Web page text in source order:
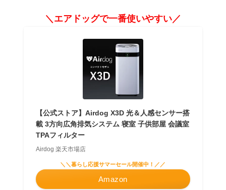
＼エアドッグで一番使いやすい／
【公式ストア】Airdog X3D 光＆人感センサー搭
載 3方向広角排気システム 寝室 子供部屋 会議室
TPAフィルター
Airdog 楽天市場店
＼＼暮らし応援サマーセール開催中！／／
Amazon